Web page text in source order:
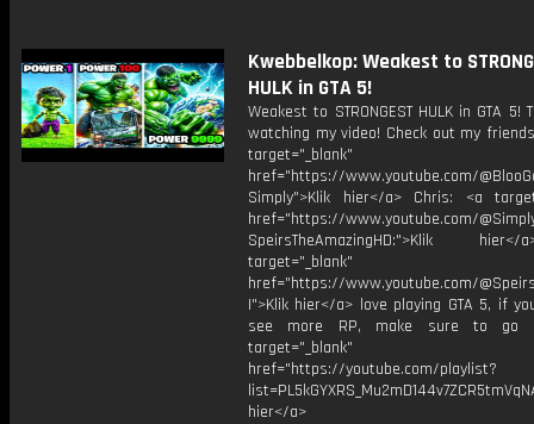
Kwebbelkop: Weakest to
HULK in GTA 5!
Weakest to STRONGEST HULK in GTA 5!
watching my video! Check out my
target="_blank"
href="https://www.youtube.com/
Simply">Klik hier</a> Chris: <a
href="https://www.youtube.com/
SpeirsTheAmazingHD:">Klik
target="_blank"
href="https://www.youtube.com/
I">Klik hier</a> love playing GTA 5, if
see more RP, make sure to go
target="_blank"
href="https://youtube.com/playlist?
hier</a>